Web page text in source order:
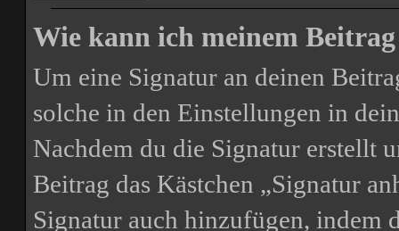
Wie kann ich meinem
Um eine Signatur an deinen
solche in den Einstellungen in
Nachdem du die Signatur erstellt
Beitrag das Kästchen „Signatur
Signatur auch hinzufügen, indem